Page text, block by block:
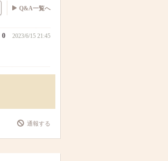
Q&A一覧へ
0 2023/6/15 21:45
通報する